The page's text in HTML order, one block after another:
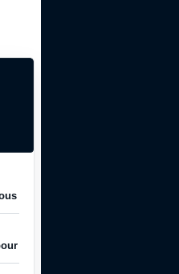
les joueurs qui sont passés
lui, il ne s’en est jamais